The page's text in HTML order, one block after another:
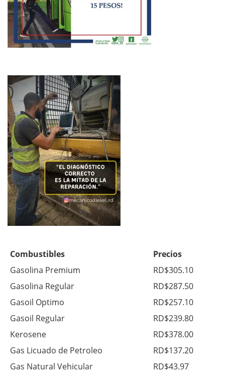
Combustibles
Precios
Gasolina Premium
RD$305.10
Gasolina Regular
RD$287.50
Gasoil Optimo
RD$257.10
Gasoil Regular
RD$239.80
Kerosene
RD$378.00
Gas Licuado de Petroleo
RD$137.20
Gas Natural Vehicular
RD$43.97